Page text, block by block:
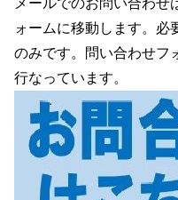
ォームに移動します。必
のみです。問い合わせフ
行なっています。